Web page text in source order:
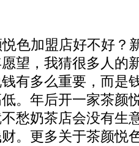
色加盟店好不好？
望，我猜很多人的
有多么重要，而是
。年后开一家茶颜
愁奶茶店会没有生
。更多关于茶颜悦